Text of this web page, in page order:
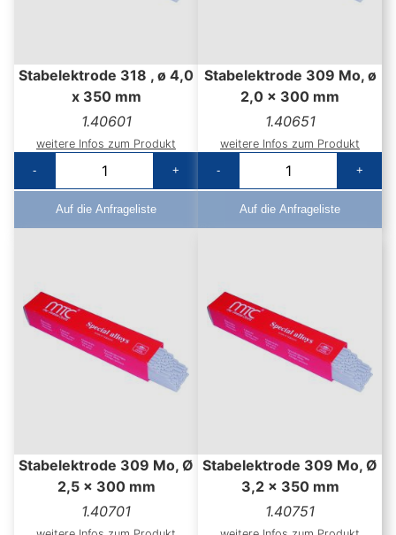
Stabelektrode 318 , ø 4,0
x 350 mm
1.40601
weitere Infos zum Produkt
-
+
Auf die Anfrageliste
Stabelektrode 309 Mo, ø
2,0 x 300 mm
1.40651
weitere Infos zum Produkt
-
+
Auf die Anfrageliste
Stabelektrode 309 Mo, Ø
2,5 x 300 mm
1.40701
Stabelektrode 309 Mo, Ø
3,2 x 350 mm
1.40751